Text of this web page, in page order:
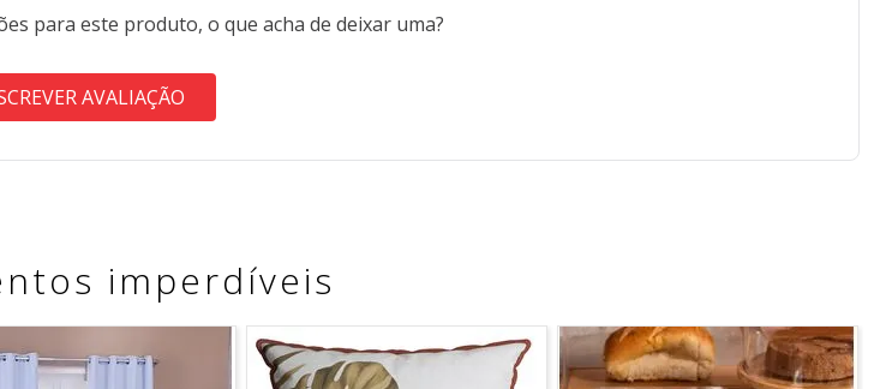
para este produto, o que acha de deixar uma?
AVALIAÇÃO
imperdíveis